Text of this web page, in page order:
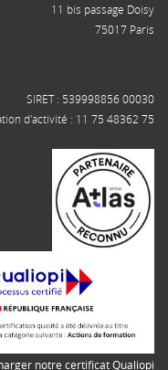
11 bis passage Doisy
75017 Paris
SIRET : 539998856 00030
d'activité : 11 75 48362 75
notre certificat Qualiopi